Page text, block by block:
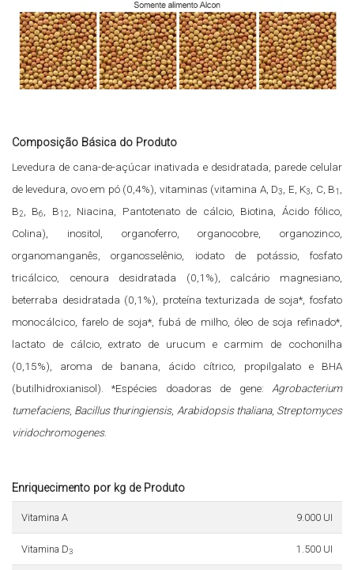
Composição Básica do Produto
Levedura de cana-de-açúcar inativada e desidratada, parede celular
de levedura, ovo em pó (0,4%), vitaminas (vitamina A, D3 , E, K3 , C, B1
B2 , B6 , B12
, Niacina, Pantotenato de cálcio, Biotina, Ácido fólico,
Colina), inositol, organoferro, organocobre, organozinco,
organomanganês, organosselênio, iodato de potássio, fosfato
tricálcico, cenoura desidratada (0,1%), calcário magnesiano,
beterraba desidratada (0,1%), proteína texturizada de soja*, fosfato
monocálcico, farelo de soja*, fubá de milho, óleo de soja refinado*,
lactato de cálcio, extrato de urucum e carmim de cochonilha
(0,15%), aroma de banana, ácido cítrico, propilgalato e BHA
(butilhidroxianisol). *Espécies doadoras de gene: Agrobacterium
tumefaciens, Bacillus thuringiensis, Arabidopsis thaliana, Streptomyces
viridochromogenes.
Enriquecimento por kg de Produto
Vitamina A 9.000 UI
Vitamina D3 1.500 UI